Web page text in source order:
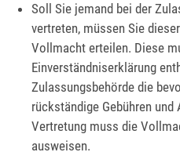
Soll Sie jemand bei der
vertreten, müssen Sie
Vollmacht erteilen. Diese
Einverständniserklärung
Zulassungsbehörde die
rückständige Gebühren
Vertretung muss die
ausweisen.